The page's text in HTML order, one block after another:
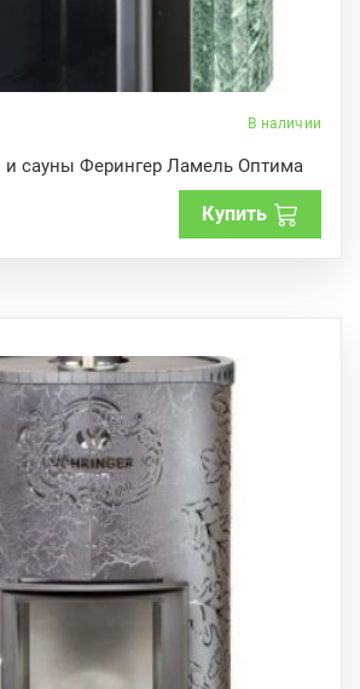
В наличии
и сауны Ферингер Ламель Оптима
Купить